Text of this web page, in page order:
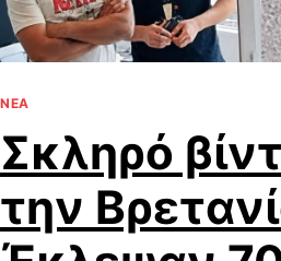
ΝΕΑ
Σκληρό
την